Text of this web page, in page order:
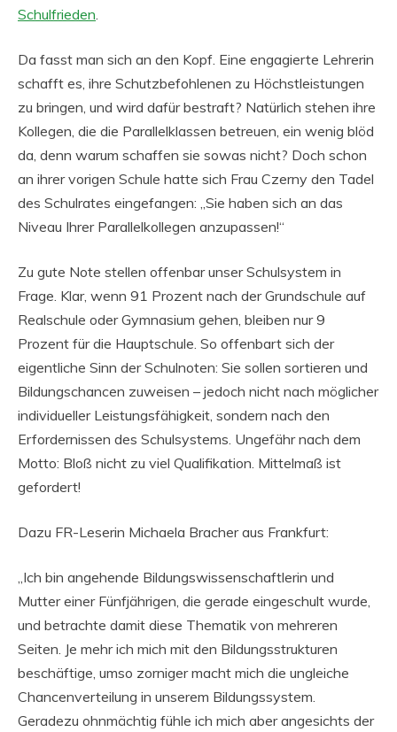
Schulfrieden.
Da fasst man sich an den Kopf. Eine engagierte Lehrerin
schafft es, ihre Schutzbefohlenen zu Höchstleistungen
zu bringen, und wird dafür bestraft? Natürlich stehen ihre
Kollegen, die die Parallelklassen betreuen, ein wenig blöd
da, denn warum schaffen sie sowas nicht? Doch schon
an ihrer vorigen Schule hatte sich Frau Czerny den Tadel
des Schulrates eingefangen: „Sie haben sich an das
Niveau Ihrer Parallelkollegen anzupassen!“
Zu gute Note stellen offenbar unser Schulsystem in
Frage. Klar, wenn 91 Prozent nach der Grundschule auf
Realschule oder Gymnasium gehen, bleiben nur 9
Prozent für die Hauptschule. So offenbart sich der
eigentliche Sinn der Schulnoten: Sie sollen sortieren und
Bildungschancen zuweisen – jedoch nicht nach möglicher
individueller Leistungsfähigkeit, sondern nach den
Erfordernissen des Schulsystems. Ungefähr nach dem
Motto: Bloß nicht zu viel Qualifikation. Mittelmaß ist
gefordert!
Dazu FR-Leserin Michaela Bracher aus Frankfurt:
„Ich bin angehende Bildungswissenschaftlerin und
Mutter einer Fünfjährigen, die gerade eingeschult wurde,
und betrachte damit diese Thematik von mehreren
Seiten. Je mehr ich mich mit den Bildungsstrukturen
beschäftige, umso zorniger macht mich die ungleiche
Chancenverteilung in unserem Bildungssystem.
Geradezu ohnmächtig fühle ich mich aber angesichts der